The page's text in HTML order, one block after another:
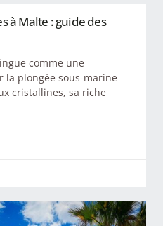
à Malte : guide des
comme une
plongée sous-marine
cristallines, sa riche